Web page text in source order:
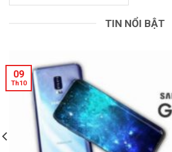
TIN NỔI BẬT
09
Th10